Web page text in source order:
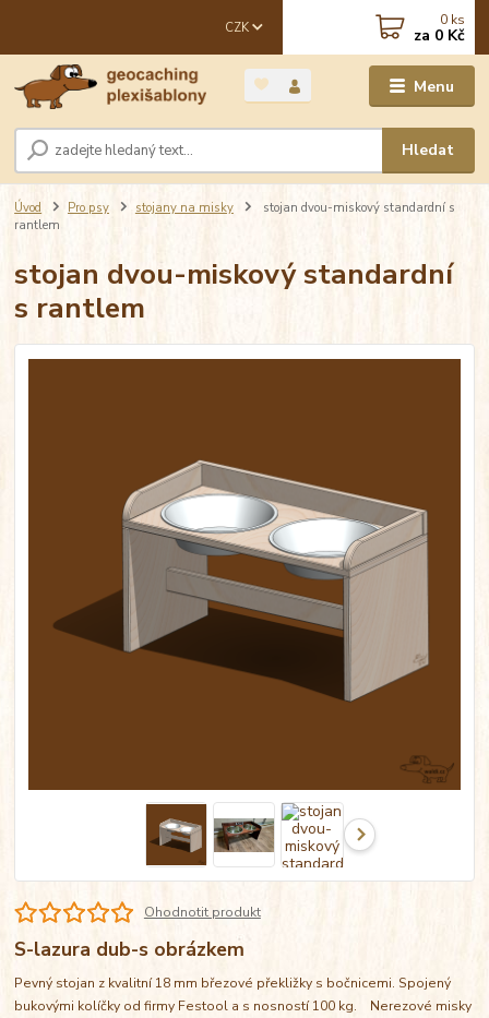
Menu
CZK
Hledat
0 ks
za 0 Kč
Úvod Pro psy stojany na misky
stojan dvou-miskový standardní s
rantlem
stojan dvou-miskový standardní
s rantlem
Ohodnotit produkt
S-lazura dub-s obrázkem
Pevný stojan z kvalitní 18 mm březové překližky s bočnicemi. Spojený
bukovými kolíčky od firmy Festool a s nosností 100 kg. Nerezové misky